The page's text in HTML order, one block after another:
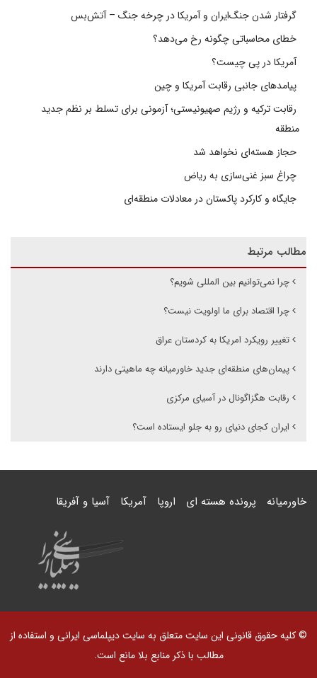
گرفتار شدن جنگ‌ایران و آمریکا در چرخه جنگ – آتش‌بس
خطای محاسباتی چگونه رخ می‌دهد؟
آمریکا در پی چیست؟
پیامدهای جانبی رقابت آمریکا و چین
رقابت ترکیه و رژیم صهیونیستی؛ آزمونی برای تسلط بر نظم جدید
منطقه
حجاز هسته‌ای نخواهد شد
چراغ سبز غنی‌سازی به ریاض
جایگاه و کارکرد پاکستان در معادلات منطقه‌ای
مطالب مرتبط
چرا نمی‌توانیم بین المللی شویم؟
چرا اقتصاد برای ما اولویت نیست؟
تغییر رویکرد امریکا به کردستان عراق
پیمان‌های منطقه‌ای جدید خاورمیانه چه ماهیتی دارند
رقابت هگزاگونال در آسیای مرکزی
ایران کجای دنیای رو به جلو ایستاده است؟
خاورمیانه پرونده هسته ای اروپا آمریکا آسیا و آفریقا
© کلیه حقوق قانونی این سایت متعلق به سایت دیپلماسی ایرانی و استفاده از
مطالب با ذکر منابع بلا مانع است.